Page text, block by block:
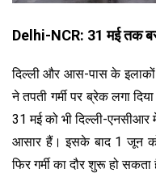
Delhi-NCR: 31 मई तक
दिल्ली और आस-पास के
ने तपती गर्मी पर ब्रेक लगा
31 मई को भी दिल्ली-
आसार हैं। इसके बाद 1 जून
फिर गर्मी का दौर शुरू हो सकता